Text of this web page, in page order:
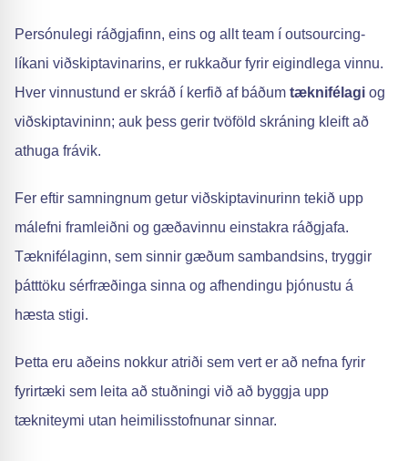
Persónulegi ráðgjafinn, eins og allt team í outsourcing-
líkani viðskiptavinarins, er rukkaður fyrir eigindlega vinnu.
Hver vinnustund er skráð í kerfið af báðum tæknifélagi og
viðskiptavininn; auk þess gerir tvöföld skráning kleift að
athuga frávik.
Fer eftir samningnum getur viðskiptavinurinn tekið upp
málefni framleiðni og gæðavinnu einstakra ráðgjafa.
Tæknifélaginn, sem sinnir gæðum sambandsins, tryggir
þátttöku sérfræðinga sinna og afhendingu þjónustu á
hæsta stigi.
Þetta eru aðeins nokkur atriði sem vert er að nefna fyrir
fyrirtæki sem leita að stuðningi við að byggja upp
tækniteymi utan heimilisstofnunar sinnar.